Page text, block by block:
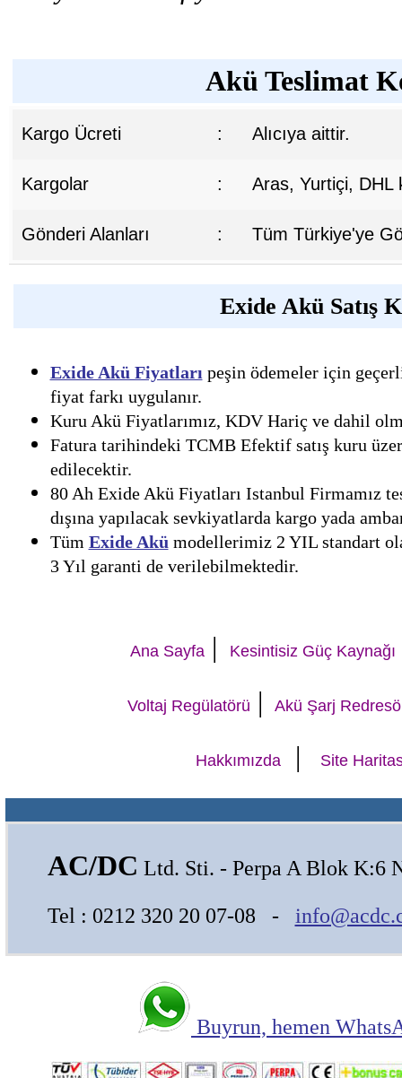
Akü Teslimat
Kargo Ücreti : Alıcıya aittir.
Kargolar : Aras, Yurtiçi, DHL
Gönderi Alanları : Tüm Türkiye'ye
Exide Akü Satış
Exide Akü Fiyatları peşin ödemeler için
fiyat farkı uygulanır.
Kuru Akü Fiyatlarımız, KDV Hariç ve dahil
Fatura tarihindeki TCMB Efektif satış kuru
edilecektir.
80 Ah Exide Akü Fiyatları Istanbul Firmamız
dışına yapılacak sevkiyatlarda kargo yada
Tüm Exide Akü modellerimiz 2 YIL standart
3 Yıl garanti de verilebilmektedir.
Ana Sayfa | Kesintisiz Güç Kaynağı
Voltaj Regülatörü | Akü Şarj
Hakkımızda | Site
AC/DC Ltd. Sti. - Perpa A Blok K:6
Tel : 0212 320 20 07-08 -
Buyrun, hemen